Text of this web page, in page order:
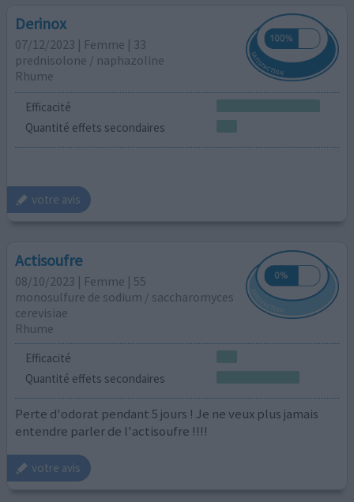
Derinox
07/12/2023 | Femme | 33
prednisolone / naphazoline
Rhume
Efficacité
Quantité effets secondaires
votre avis
Actisoufre
08/10/2023 | Femme | 55
monosulfure de sodium / saccharomyces
cerevisiae
Rhume
Efficacité
Quantité effets secondaires
Perte d'odorat pendant 5 jours ! Je ne veux plus jamais
entendre parler de l'actisoufre !!!!
votre avis